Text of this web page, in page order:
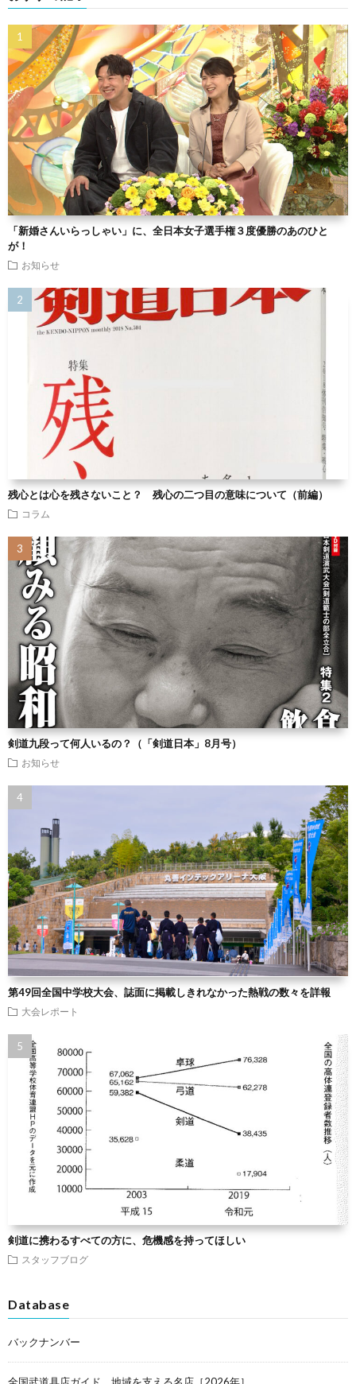
「新婚さんいらっしゃい」に、全日本女子選手権３度優勝のあのひと
が！
お知らせ
残心とは心を残さないこと？ 残心の二つ目の意味について（前編）
コラム
剣道九段って何人いるの？（「剣道日本」8月号）
お知らせ
第49回全国中学校大会、誌面に掲載しきれなかった熱戦の数々を詳報
大会レポート
剣道に携わるすべての方に、危機感を持ってほしい
スタッフブログ
Database
バックナンバー